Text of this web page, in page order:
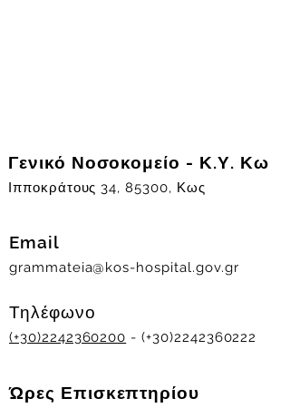
Γενικό Νοσοκομείο - Κ.Υ. Κω
Ιπποκράτους 34, 85300, Κως
Email
grammateia@kos-hospital.gov.gr
Τηλέφωνο
(+30)2242360200 - (+30)2242360222
Ώρες Επισκεπτηρίου